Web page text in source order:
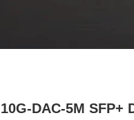
10G-DAC-5M SFP+